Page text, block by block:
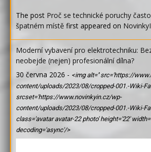
The post Proč se technické poruchy
špatném místě first appeared on
Moderní vybavení pro elektrotechniku:
neobejde (nejen) profesionální dílna?
30 června 2026 - <img alt='' src='https://
content/uploads/2023/08/cropped-001.-Wiki-
srcset='https://www.novinkyin.cz/wp-
content/uploads/2023/08/cropped-001.-Wiki-
class='avatar avatar-22 photo' height='22'
decoding='async'/>